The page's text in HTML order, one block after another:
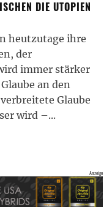
DIE UTOPIEN
heutzutage ihre
der
immer stärker
an den
Glaube
wird –...